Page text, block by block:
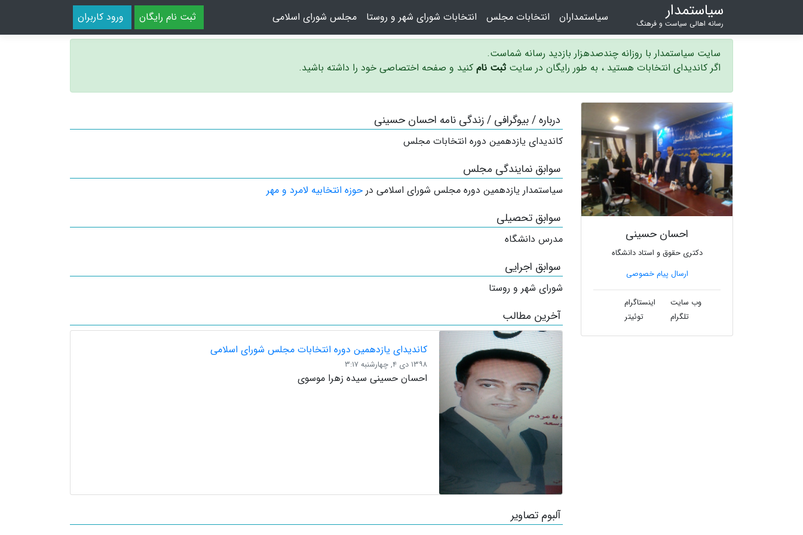
سیاستمدار
رسانه اهالی سیاست و فرهنگ ثبت نام رایگان ورود کاربران سیاستمداران انتخابات مجلس انتخابات شورای شهر و روستا مجلس شورای اسلامی
سایت سیاستمدار با روزانه چندصدهزار بازدید رسانه شماست.
اگر کاندیدای انتخابات هستید ، به طور رایگان در سایت ثبت نام کنید و صفحه اختصاصی خود را داشته باشید.
احسان حسینی
دکتری حقوق و استاد دانشگاه
ارسال پیام خصوصی
وب سایت
اینستاگرام
تلگرام
توئیتر
درباره / بیوگرافی / زندگی نامه احسان حسینی
کاندیدای یازدهمین دوره انتخابات مجلس
سوابق نمایندگی مجلس
سیاستمدار یازدهمین دوره مجلس شورای اسلامی در حوزه انتخابیه لامرد و مهر
سوابق تحصیلی
مدرس دانشگاه
سوابق اجرایی
شورای شهر و روستا
آخرین مطالب
کاندیدای یازدهمین دوره انتخابات مجلس شورای اسلامی
۱۳۹۸ دی ۴, چهارشنبه ۳:۱۷
احسان حسینی سیده زهرا موسوی
آلبوم تصاویر